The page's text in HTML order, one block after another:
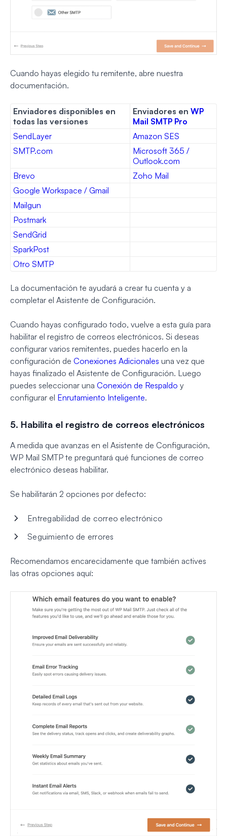
Cuando hayas elegido tu remitente, abre nuestra
documentación.
Enviadores disponibles en
todas las versiones
Enviadores en WP
Mail SMTP Pro
SendLayer
Amazon SES
SMTP.com
Microsoft 365 /
Outlook.com
Brevo
Zoho Mail
Google Workspace / Gmail
Mailgun
Postmark
SendGrid
SparkPost
Otro SMTP
La documentación te ayudará a crear tu cuenta y a
completar el Asistente de Configuración.
Cuando hayas configurado todo, vuelve a esta guía para
habilitar el registro de correos electrónicos. Si deseas
configurar varios remitentes, puedes hacerlo en la
configuración de Conexiones Adicionales una vez que
hayas finalizado el Asistente de Configuración. Luego
puedes seleccionar una Conexión de Respaldo y
configurar el Enrutamiento Inteligente.
5. Habilita el registro de correos electrónicos
A medida que avanzas en el Asistente de Configuración,
WP Mail SMTP te preguntará qué funciones de correo
electrónico deseas habilitar.
Se habilitarán 2 opciones por defecto:
Entregabilidad de correo electrónico
Seguimiento de errores
Recomendamos encarecidamente que también actives
las otras opciones aquí: